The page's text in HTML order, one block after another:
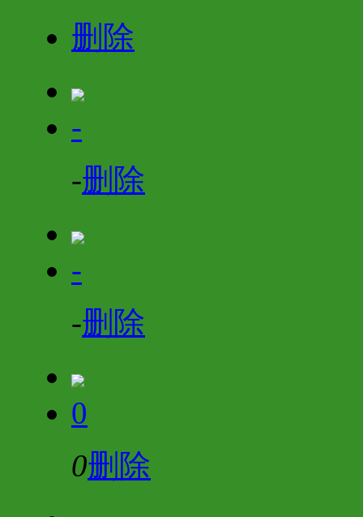
删除
-
-删除
-
-删除
0
0删除